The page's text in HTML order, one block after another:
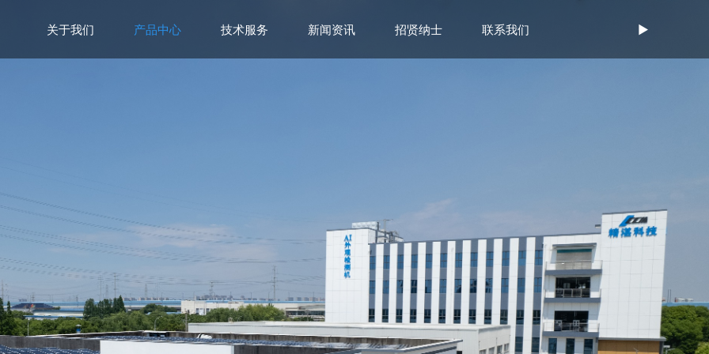
关于我们 产品中心 技术服务 新闻资讯 招贤纳士 联系我们 ►